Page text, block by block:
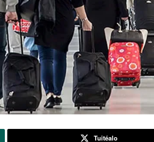
Tuitéalo